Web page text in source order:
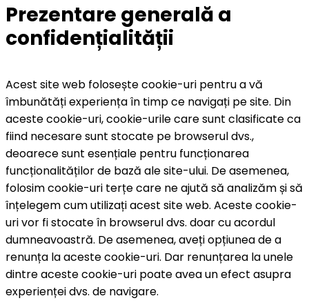
Prezentare generală a
confidențialității
Acest site web folosește cookie-uri pentru a vă
îmbunătăți experiența în timp ce navigați pe site. Din
aceste cookie-uri, cookie-urile care sunt clasificate ca
fiind necesare sunt stocate pe browserul dvs.,
deoarece sunt esențiale pentru funcționarea
funcționalităților de bază ale site-ului. De asemenea,
folosim cookie-uri terțe care ne ajută să analizăm și să
înțelegem cum utilizați acest site web. Aceste cookie-
uri vor fi stocate în browserul dvs. doar cu acordul
dumneavoastră. De asemenea, aveți opțiunea de a
renunța la aceste cookie-uri. Dar renunțarea la unele
dintre aceste cookie-uri poate avea un efect asupra
experienței dvs. de navigare.